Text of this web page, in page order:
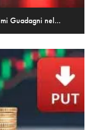
Guadagni nel...